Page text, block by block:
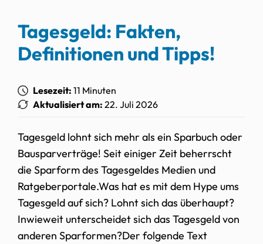
Tagesgeld: Fakten,
Definitionen und Tipps!
Lesezeit: 11 Minuten
Aktualisiert am: 22. Juli 2026
Tagesgeld lohnt sich mehr als ein Sparbuch oder
Bausparverträge! Seit einiger Zeit beherrscht
die Sparform des Tagesgeldes Medien und
Ratgeberportale.Was hat es mit dem Hype ums
Tagesgeld auf sich? Lohnt sich das überhaupt?
Inwieweit unterscheidet sich das Tagesgeld von
anderen Sparformen?Der folgende Text